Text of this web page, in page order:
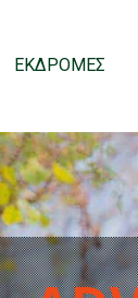
ΕΚΔΡΟΜΕΣ